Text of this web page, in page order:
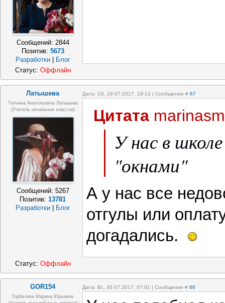
Сообщений: 2844
Позитив: 5673
Разработки
Блог
Статус: Оффлайн
Латышева Дата: Сб, 29.07.2017, 19:13 | Сообщение # 87
Татьяна Анатольевна Латышева
(учитель начальных классов)
Сообщений: 5267
Позитив:13781
Разработки
Блог
Цитата
У нас в
"окнами"
А у нас все
отгулы или
догадались.
Статус: Оффлайн
GOR154 Дата: Вс, 30.07.2017, 07:01 | Сообщение # 88
Горбачева Марина Юрьевна